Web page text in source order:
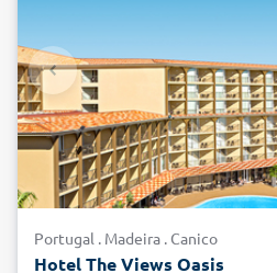
steil omlaag de diepblauwe zee in.
bereiken deze de zeebodem op
meter. Het hoogste punt van
Pico Ruivo in het midden van het
van een fantastisch panoramisch
In het westen bevindt zich het
plateau Paúl da Serra ('moeras in
tijdens uw vakantie in Madeira
het hele jaar door heerst. Dit is
Portugal . Madeira . Canico
Hotel The Views Oasis